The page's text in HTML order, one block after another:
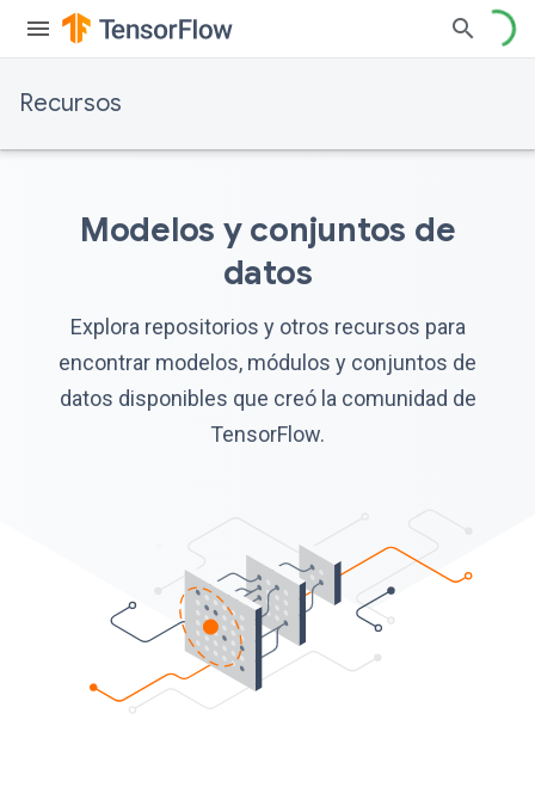
Recursos
Modelos y conjuntos de
datos
Explora repositorios y otros recursos para
encontrar modelos, módulos y conjuntos de
datos disponibles que creó la comunidad de
TensorFlow.